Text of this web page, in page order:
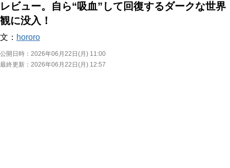
レビュー。自ら“吸血”して回復するダークな世界
観に没入！
文： hororo
公開日時： 2026年06月22日(月) 11:00
最終更新： 2026年06月22日(月) 12:57